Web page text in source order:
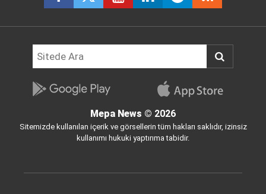
Mepa News © 2026
Sitemizde kullanılan içerik ve görsellerin tüm hakları saklıdır, izinsiz
kullanımı hukuki yaptırıma tabidir.